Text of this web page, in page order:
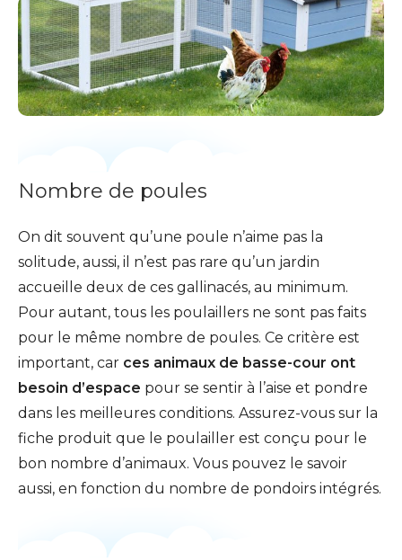
Nombre de poules
On dit souvent qu’une poule n’aime pas la
solitude, aussi, il n’est pas rare qu’un jardin
accueille deux de ces gallinacés, au minimum.
Pour autant, tous les poulaillers ne sont pas faits
pour le même nombre de poules. Ce critère est
important, car ces animaux de basse-cour ont
besoin d’espace pour se sentir à l’aise et pondre
dans les meilleures conditions. Assurez-vous sur la
fiche produit que le poulailler est conçu pour le
bon nombre d’animaux. Vous pouvez le savoir
aussi, en fonction du nombre de pondoirs intégrés.